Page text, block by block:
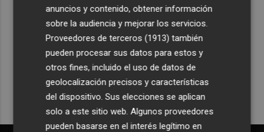
Recibe toda la actualidad de
Plaza Podcast en tu correo
Quiero suscribirme
anuncios y contenido, obtener información
sobre la audiencia y mejorar los servicios.
Proveedores de terceros (1913) también
pueden procesar sus datos para estos y
otros fines, incluido el uso de datos de
geolocalización precisos y características
del dispositivo. Sus elecciones se aplican
solo a este sitio web. Algunos proveedores
pueden basarse en el interés legítimo en